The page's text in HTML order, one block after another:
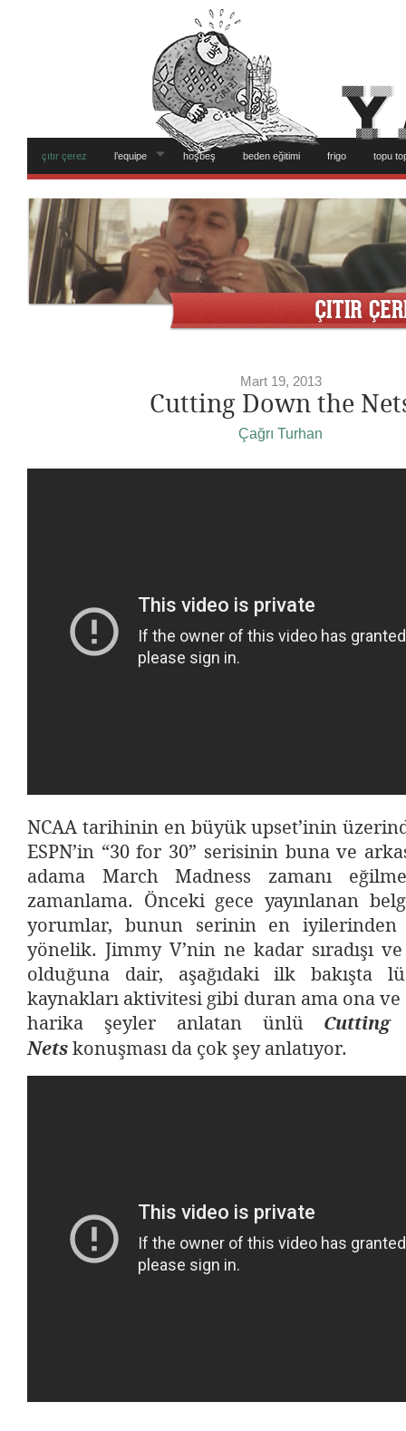
çıtır çerez l’equipe hoşbeş beden eğitimi frigo topu
Mart 19, 2013
Cutting Down the
Çağrı Turhan
NCAA tarihinin en büyük upset’inin
ESPN’in “30 for 30” serisinin buna ve
adama March Madness zamanı
zamanlama. Önceki gece yayınlanan
yorumlar, bunun serinin en
yönelik. Jimmy V’nin ne kadar sıradışı
olduğuna dair, aşağıdaki ilk bakışta
kaynakları aktivitesi gibi duran ama ona
harika şeyler anlatan ünlü Cutting
Nets konuşması da çok şey anlatıyor.